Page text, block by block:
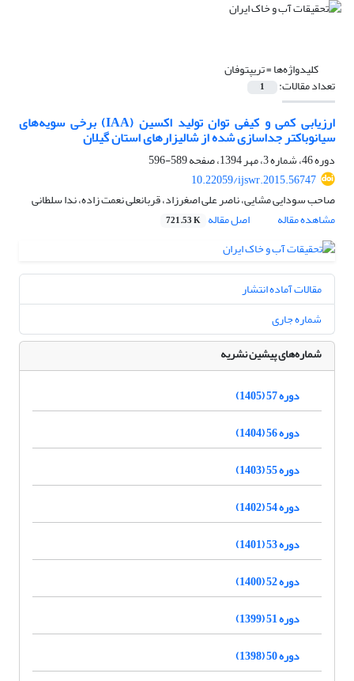
کلیدواژه‌ها =تریپتوفان
تعداد مقالات: 1
ارزیابی کمی و کیفی توان تولید اکسین (IAA) برخی سویه‌های
سیانوباکتر جداسازی شده از شالیزارهای استان گیلان
دوره 46، شماره 3، مهر 1394، صفحه
589-596
10.22059/ijswr.2015.56747
صاحب سودایی مشایی، ناصر علی اصغرزاد، قربانعلی نعمت زاده، ندا سلطانی
مشاهده مقاله
اصل مقاله 721.53 K
مقالات آماده انتشار
شماره جاری
شماره‌های پیشین نشریه
دوره 57 (1405)
دوره 56 (1404)
دوره 55 (1403)
دوره 54 (1402)
دوره 53 (1401)
دوره 52 (1400)
دوره 51 (1399)
دوره 50 (1398)